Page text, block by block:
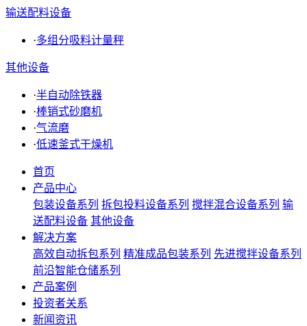
输送配料设备
·多组分吸料计量秤
其他设备
·半自动除铁器
·棒销式砂磨机
·气流磨
·低速釜式干燥机
首页
产品中心
包装设备系列 拆包投料设备系列 搅拌混合设备系列 输
送配料设备 其他设备
解决方案
高效自动拆包系列 精准成品包装系列 先进搅拌设备系列
前沿智能仓储系列
产品案例
投资者关系
新闻资讯